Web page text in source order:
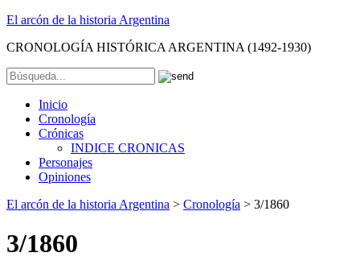
El arcón de la historia Argentina
CRONOLOGÍA HISTÓRICA ARGENTINA (1492-1930)
Inicio
Cronología
Crónicas
INDICE CRONICAS
Personajes
Opiniones
El arcón de la historia Argentina > Cronología > 3/1860
3/1860